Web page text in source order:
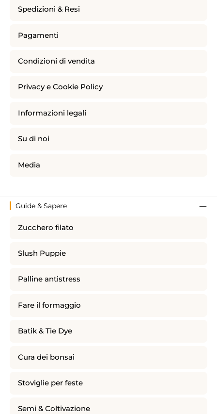
Spedizioni & Resi
Pagamenti
Condizioni di vendita
Privacy e Cookie Policy
Informazioni legali
Su di noi
Media
Guide & Sapere
Zucchero filato
Slush Puppie
Palline antistress
Fare il formaggio
Batik & Tie Dye
Cura dei bonsai
Stoviglie per feste
Semi & Coltivazione